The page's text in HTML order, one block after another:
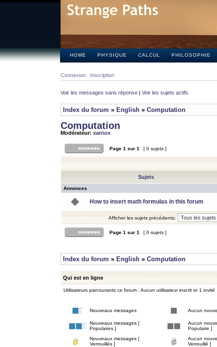
HOME PHYSIQUE CALCUL PHILOSOPHIE
Connexion Inscription
Voir les messages sans réponse | Voir les sujets actifs
Index du forum » English » Computation
Computation
Modérateur: xantox
Page 1 sur 1 [ 0 sujets ]
Sujets
Annonces
How to insert math formulas in this forum
Afficher les sujets précédents:
Page 1 sur 1 [ 0 sujets ]
Index du forum » English » Computation
Qui est en ligne
Utilisateurs parcourants ce forum : Aucun utilisateur inscrit et 1 invité
Nouveaux messages Aucun
Nouveaux messages [
Populaires ]
Aucun
Populaire ]
Nouveaux messages [
Verrouillés ]
Aucun
Verrouillé ]